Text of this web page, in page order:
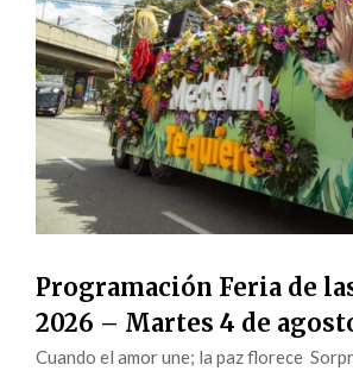
Programación Feria de
2026 – Martes 4 de
Cuando el amor une; la paz florece